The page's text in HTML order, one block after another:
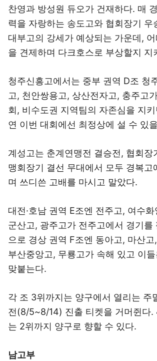
찬영과 방성원 듀오가 건재하다. 매
력을 자랑하는 송도고와 협회장기 우
대부고의 강세가 예상되는 가운데,
을 견제하며 다크호스로 부상할지 지
청주신흥고에서는 중부 권역 D조 청
고, 천안쌍용고, 상산전자고, 충주고
회, 비수도권 지역팀의 자존심을 지
연 이번 대회에선 최정상에 설 수 있
계성고는 춘계연맹전 결승전, 협회장
맹회장기 결선 무대에서 모두 경복고
며 쓰디쓴 고배를 마시고 말았다.
대전·호남 권역 E조엔 전주고, 여수
군산고, 광주고가 전주고에서 경기를
으로 경상 권역 F조엔 동아고, 마산
부산중앙고, 무룡고가 속해 있고 이
맞붙는다.
각 조 3위까지는 양구에서 열리는 주
전(8/5~8/14) 진출 티켓을 거머쥔다.
는 2위까지 양구로 향할 수 있다.
남고부